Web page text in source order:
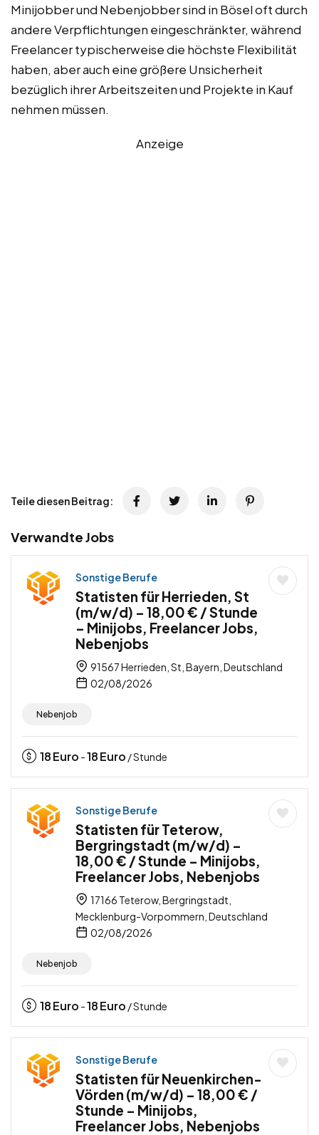
Minijobber und Nebenjobber sind in Bösel oft durch
andere Verpflichtungen eingeschränkter, während
Freelancer typischerweise die höchste Flexibilität
haben, aber auch eine größere Unsicherheit
bezüglich ihrer Arbeitszeiten und Projekte in Kauf
nehmen müssen.
Anzeige
Teile diesen Beitrag:
Verwandte Jobs
Sonstige Berufe
Statisten für Herrieden, St
(m/w/d) – 18,00 € / Stunde
– Minijobs, Freelancer Jobs,
Nebenjobs
91567 Herrieden, St, Bayern, Deutschland
02/08/2026
Nebenjob
18Euro -18Euro / Stunde
Sonstige Berufe
Statisten für Teterow,
Bergringstadt (m/w/d) –
18,00 € / Stunde – Minijobs,
Freelancer Jobs, Nebenjobs
17166 Teterow, Bergringstadt,
Mecklenburg-Vorpommern, Deutschland
02/08/2026
Nebenjob
18Euro -18Euro / Stunde
Sonstige Berufe
Statisten für Neuenkirchen-
Vörden (m/w/d) – 18,00 € /
Stunde – Minijobs,
Freelancer Jobs, Nebenjobs